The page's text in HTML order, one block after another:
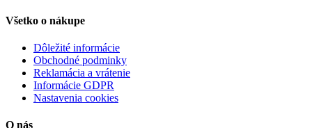
Všetko o nákupe
Dôležité informácie
Obchodné podminky
Reklamácia a vrátenie
Informácie GDPR
Nastavenia cookies
O nás